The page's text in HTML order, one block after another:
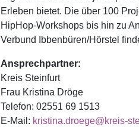
Erleben bietet. Die über 100
HipHop-Workshops bis hin zu
Verbund Ibbenbüren/Hörstel
Ansprechpartner:
Kreis Steinfurt
Frau Kristina Dröge
Telefon: 02551 69 1513
E-Mail: kristina.droege@kreis-